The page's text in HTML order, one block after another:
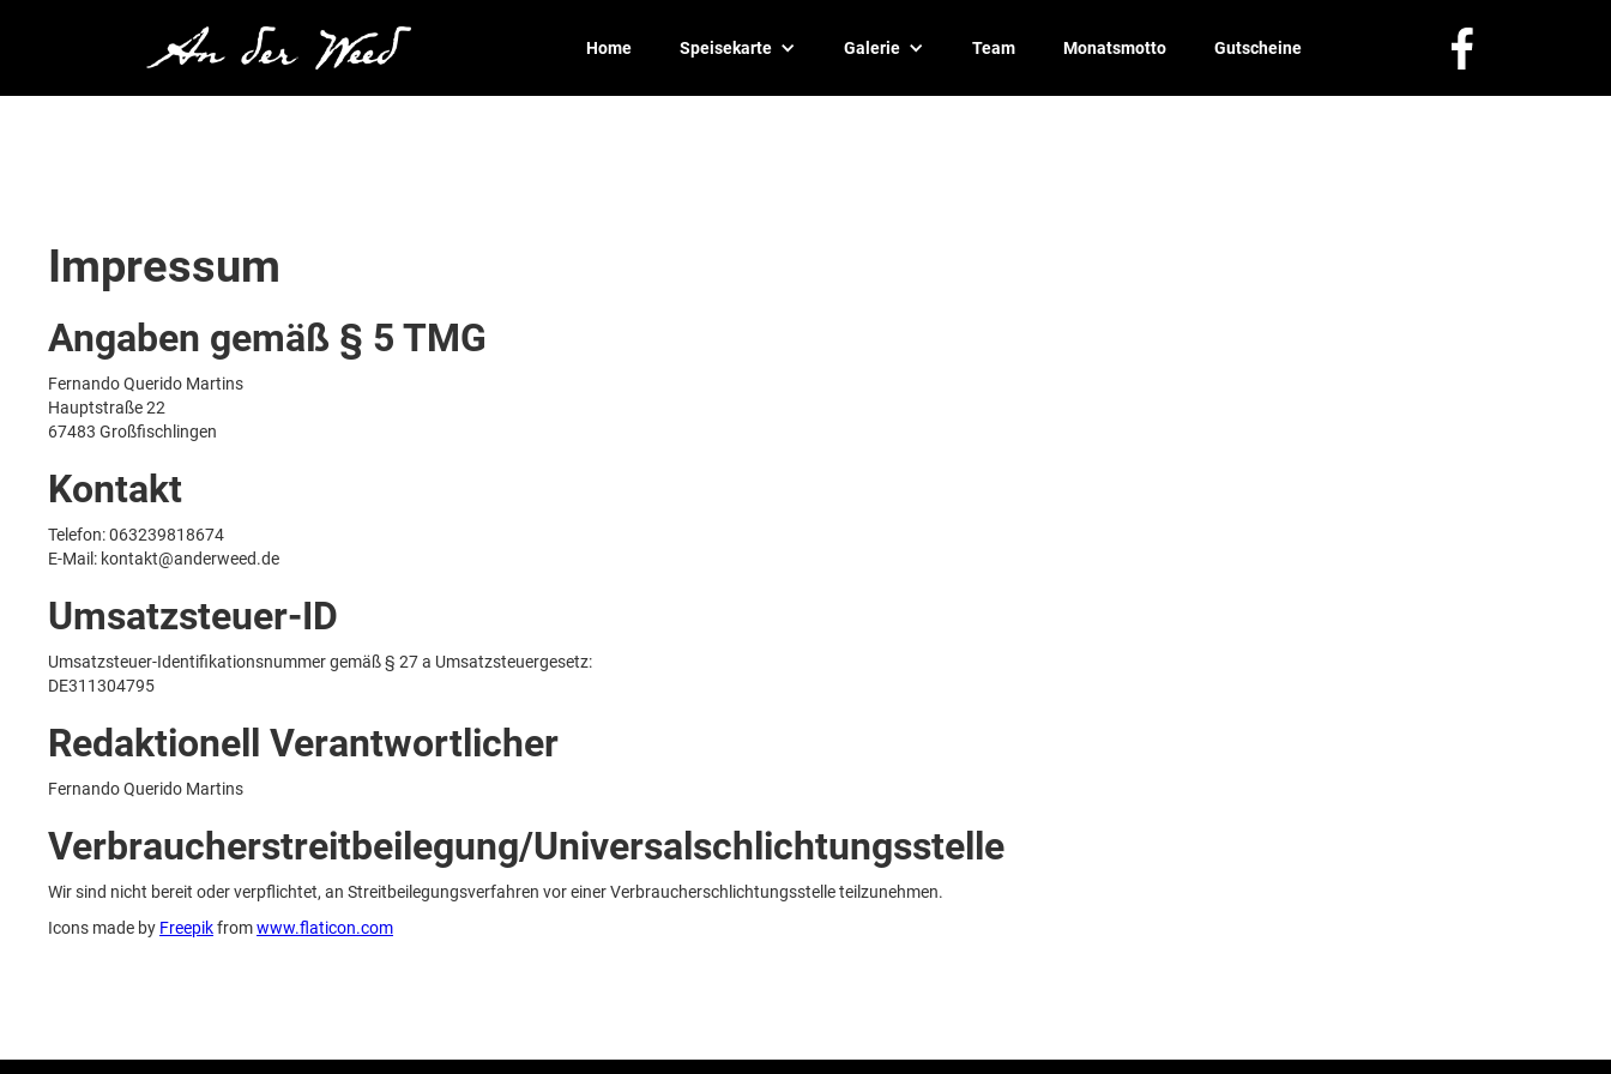
Home Speisekarte Galerie Team Monatsmotto Gutscheine
Impressum
Angaben gemäß § 5 TMG
Fernando Querido Martins
Hauptstraße 22
67483 Großfischlingen
Kontakt
Telefon: 063239818674
E-Mail: kontakt@anderweed.de
Umsatzsteuer-ID
Umsatzsteuer-Identifikationsnummer gemäß § 27 a Umsatzsteuergesetz:
DE311304795
Redaktionell Verantwortlicher
Fernando Querido Martins
Verbraucher­streit­beilegung/Universal­schlichtungs­stelle
Wir sind nicht bereit oder verpflichtet, an Streitbeilegungsverfahren vor einer Verbraucherschlichtungsstelle teilzunehmen.
Icons made by Freepikfromwww.flaticon.com